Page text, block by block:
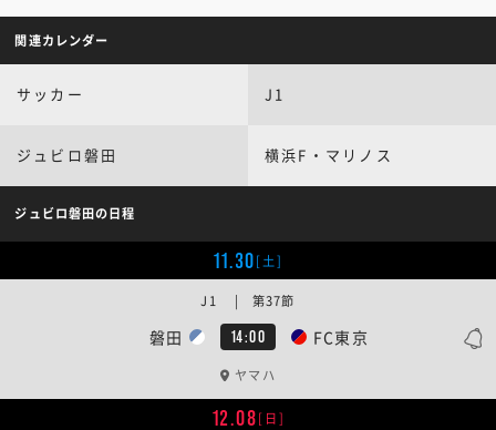
関連カレンダー
サッカー J1
ジュビロ磐田 横浜F・マリノス
ジュビロ磐田の日程
11.30[土]
磐田 14:00 FC東京
J1 | 第37節
ヤマハ
12.08[日]